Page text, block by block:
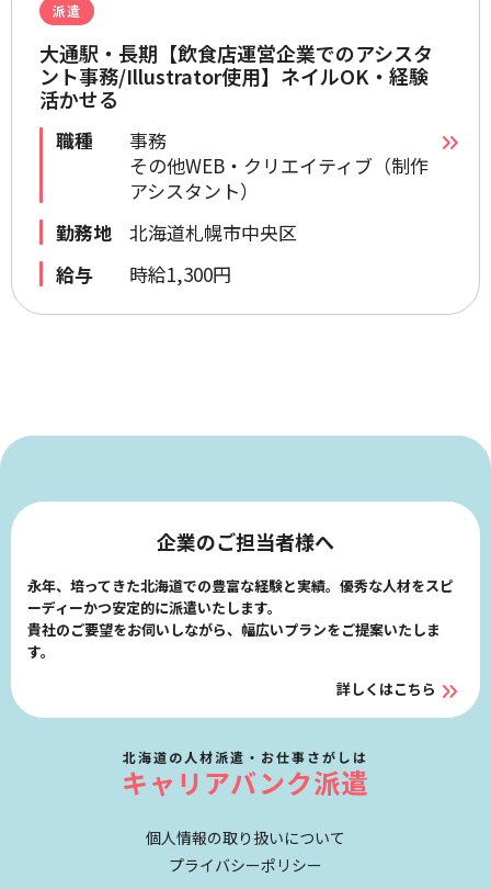
派遣
大通駅・長期【飲食店運営企業でのアシスタ
ント事務/Illustrator使用】ネイルOK・経験
活かせる
職種
事務
その他WEB・クリエイティブ（制作
アシスタント）
勤務地
北海道札幌市中央区
給与
時給1,300円
企業のご担当者様へ
永年、培ってきた北海道での豊富な経験と実績。優秀な人材をスピ
ーディーかつ安定的に派遣いたします。
貴社のご要望をお伺いしながら、幅広いプランをご提案いたしま
す。
詳しくはこちら
北海道の人材派遣・お仕事さがしは
キャリアバンク派遣
個人情報の取り扱いについて
プライバシーポリシー